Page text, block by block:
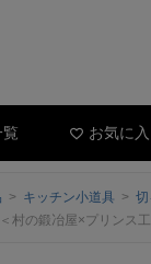
お気に入
キッチン小道具
村の鍛冶屋×プリン